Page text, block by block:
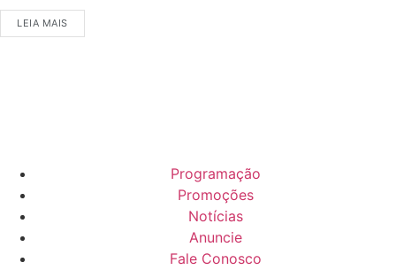
LEIA MAIS
Programação
Promoções
Notícias
Anuncie
Fale Conosco